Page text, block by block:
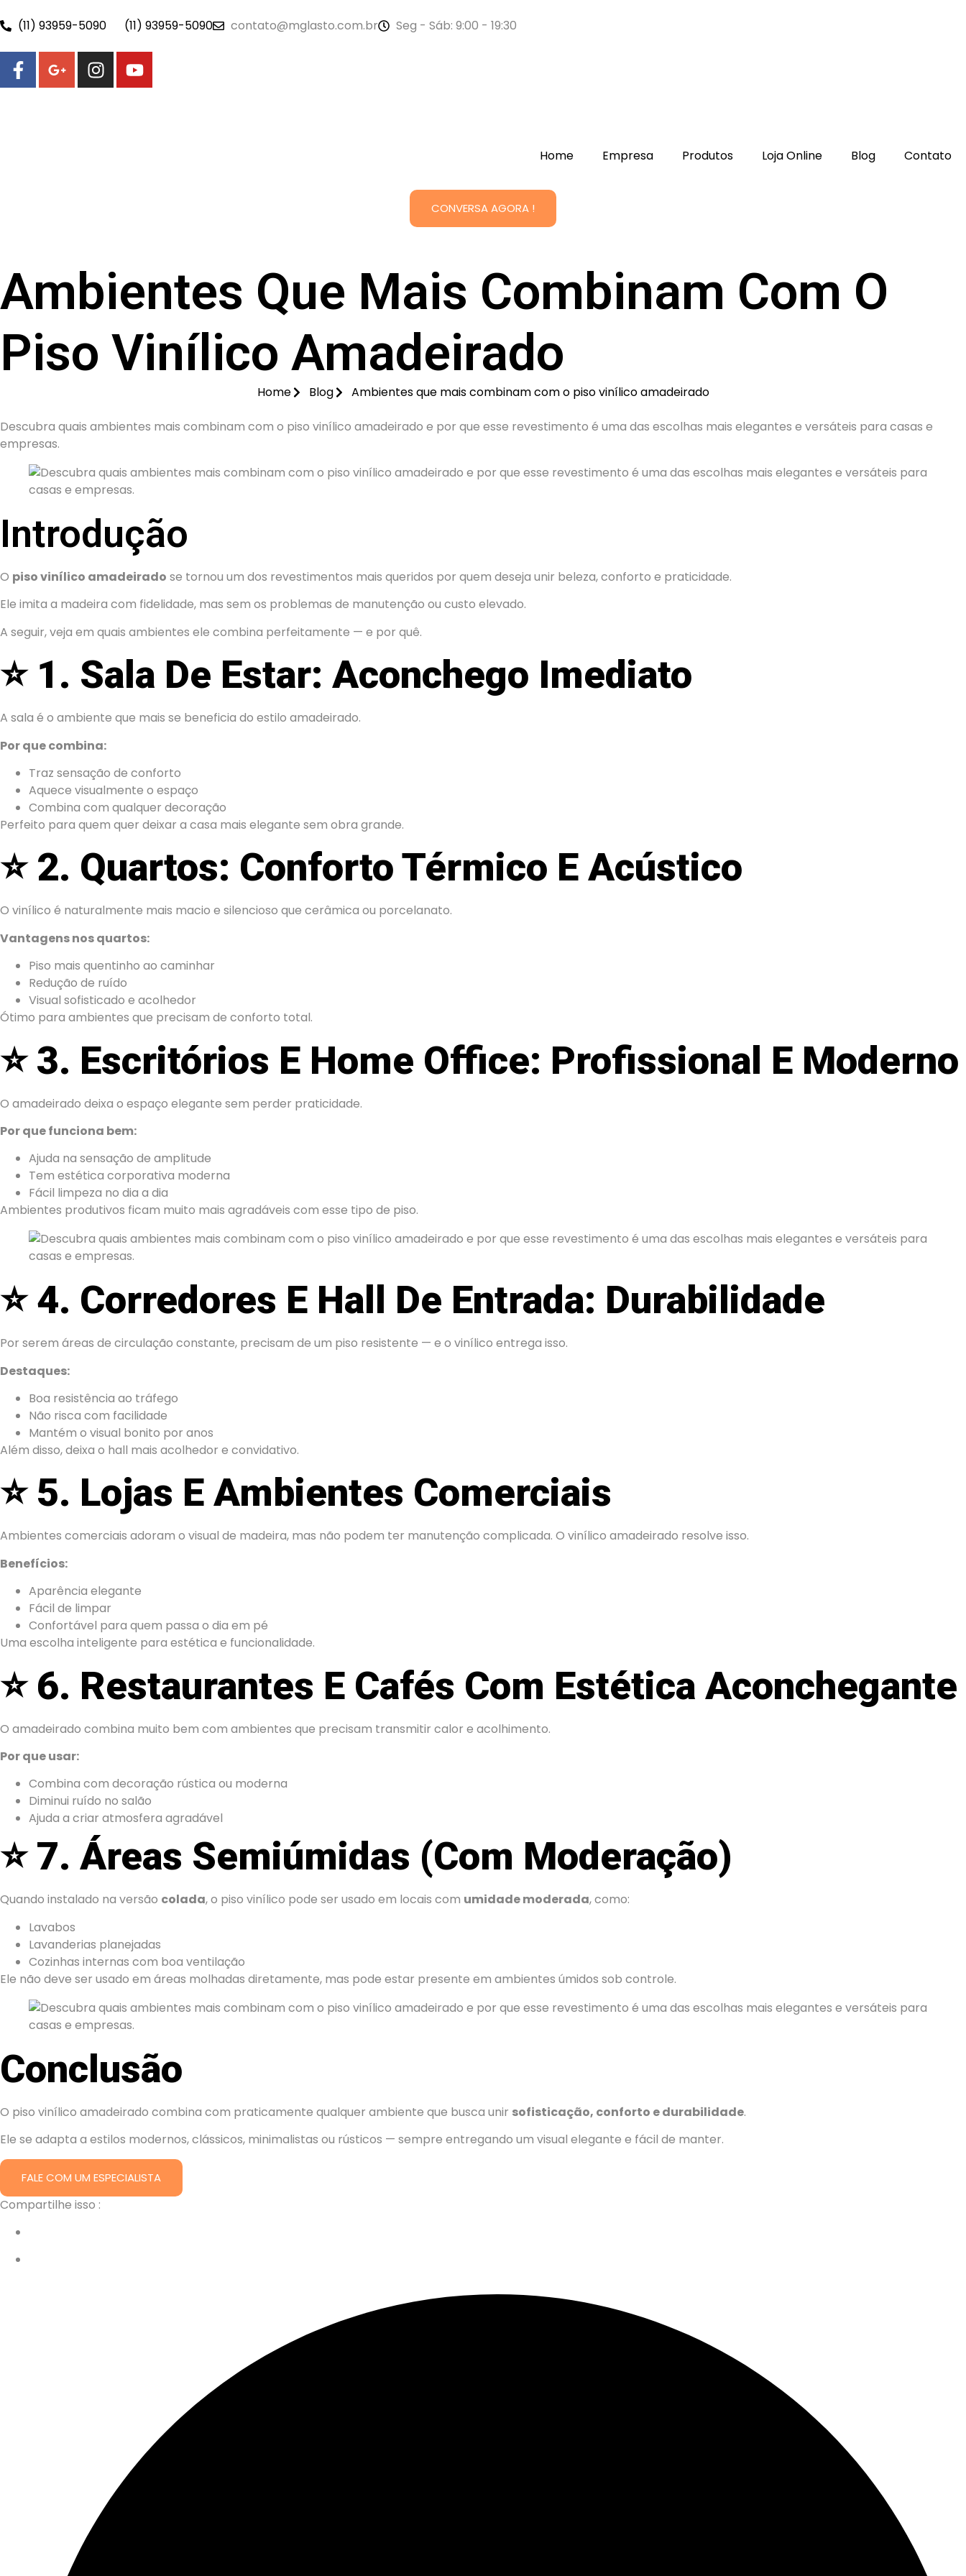
(11) 93959-5090 (11) 93959-5090 contato@mglasto.com.br Seg - Sáb: 9:00 - 19:30
Home Empresa Produtos Loja Online Blog Contato
CONVERSA AGORA !
Ambientes Que Mais Combinam Com O
Piso Vinílico Amadeirado
Home Blog Ambientes que mais combinam com o piso vinílico amadeirado
Descubra quais ambientes mais combinam com o piso vinílico amadeirado e por que esse revestimento é uma das escolhas mais elegantes e versáteis para casas e
empresas.
Introdução
O piso vinílico amadeirado se tornou um dos revestimentos mais queridos por quem deseja unir beleza, conforto e praticidade.
Ele imita a madeira com fidelidade, mas sem os problemas de manutenção ou custo elevado.
A seguir, veja em quais ambientes ele combina perfeitamente — e por quê.
⭐ 1. Sala De Estar: Aconchego Imediato
A sala é o ambiente que mais se beneficia do estilo amadeirado.
Por que combina:
Traz sensação de conforto
Aquece visualmente o espaço
Combina com qualquer decoração
Perfeito para quem quer deixar a casa mais elegante sem obra grande.
⭐ 2. Quartos: Conforto Térmico E Acústico
O vinílico é naturalmente mais macio e silencioso que cerâmica ou porcelanato.
Vantagens nos quartos:
Piso mais quentinho ao caminhar
Redução de ruído
Visual sofisticado e acolhedor
Ótimo para ambientes que precisam de conforto total.
⭐3. Escritórios E Home Office: Profissional E Moderno
O amadeirado deixa o espaço elegante sem perder praticidade.
Por que funciona bem:
Ajuda na sensação de amplitude
Tem estética corporativa moderna
Fácil limpeza no dia a dia
Ambientes produtivos ficam muito mais agradáveis com esse tipo de piso.
⭐4. Corredores E Hall De Entrada: Durabilidade
Por serem áreas de circulação constante, precisam de um piso resistente — e o vinílico entrega isso.
Destaques:
Boa resistência ao tráfego
Não risca com facilidade
Mantém o visual bonito por anos
Além disso, deixa o hall mais acolhedor e convidativo.
⭐ 5. Lojas E Ambientes Comerciais
Ambientes comerciais adoram o visual de madeira, mas não podem ter manutenção complicada. O vinílico amadeirado resolve isso.
Benefícios:
Aparência elegante
Fácil de limpar
Confortável para quem passa o dia em pé
Uma escolha inteligente para estética e funcionalidade.
⭐ 6. Restaurantes E Cafés Com Estética Aconchegante
O amadeirado combina muito bem com ambientes que precisam transmitir calor e acolhimento.
Por que usar:
Combina com decoração rústica ou moderna
Diminui ruído no salão
Ajuda a criar atmosfera agradável
⭐7. Áreas Semiúmidas (com Moderação)
Quando instalado na versão colada, o piso vinílico pode ser usado em locais com umidade moderada, como:
Lavabos
Lavanderias planejadas
Cozinhas internas com boa ventilação
Ele não deve ser usado em áreas molhadas diretamente, mas pode estar presente em ambientes úmidos sob controle.
Conclusão
O piso vinílico amadeirado combina com praticamente qualquer ambiente que busca unir sofisticação, conforto e durabilidade.
Ele se adapta a estilos modernos, clássicos, minimalistas ou rústicos — sempre entregando um visual elegante e fácil de manter.
FALE COM UM ESPECIALISTA
Compartilhe isso :